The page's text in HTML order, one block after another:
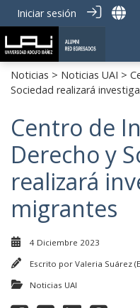
Iniciar sesión
Noticias > Noticias UAI >
Sociedad realizará
Centro de
Derecho y
realizará
migrantes
4 Diciembre 2023
Escrito por Valeria Suárez
Noticias UAI